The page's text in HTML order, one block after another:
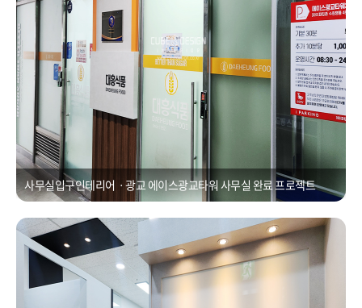
사무실입구인테리어ㆍ광교 에이스광교타워 사무실 완료 프로젝트
소형사무실인테리어ㆍ광교SK뷰레이크타워
Posted on2021년 1월 1일 CUBEDESIGN